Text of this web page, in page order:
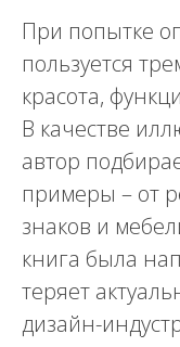
При попытке
пользуется
красота,
В качестве
автор
примеры – от
знаков и
книга была
теряет
дизайн-